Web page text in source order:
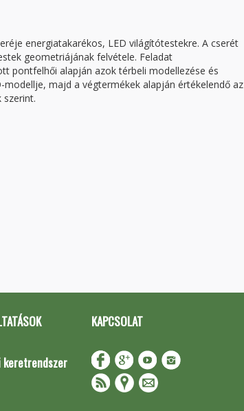
energiatakarékos, LED világítótestekre. A cserét
geometriájának felvétele. Feladat
pontfelhői alapján azok térbeli modellezése és
majd a végtermékek alapján értékelendő az
keretrendszer
KAPCSOLAT